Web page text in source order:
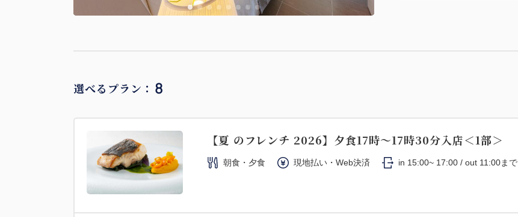
選べるプラン： 8
【夏 のフレンチ 2026】夕食17時～17時30分入店＜1部＞
朝食・夕食 現地払い・Web決済 in 15:00~ 17:00 / out 11:00まで